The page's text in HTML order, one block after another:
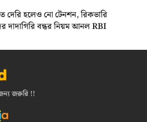
দেরি হলেও নো টেনশন, রিকভারি
দাদাগিরি বন্ধর নিয়ম আনল RBI
জরুরি !!